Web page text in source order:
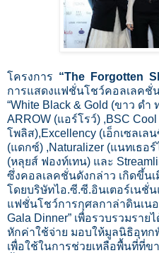
โครงการ “The Forgotten
การแสดงแฟชั่นโชว์คอลเลคชั่
“White Black & Gold (ขาว ดำ
ARROW (แอร์โรว์) ,BSC
โพลิส),Excellency (เอ็กเซลเล
(แดกซ์) ,Naturalizer (แนทเธอ
(หลุยส์ ฟองท์เทน) และ
ซึ่งคอลเลคชั่นดังกล่าว เกิดขึ้น
โดยบริษัทไอ.ซี.ซี.อินเตอร์เนชั่
แฟชั่นโชว์การกุศลกาล่าดินเนอ
Gala Dinner” เพื่อรวบรวมรา
หักค่าใช้จ่าย มอบให้มูลนิธิอุท
เพื่อใช้ในการช่วยเหลือพื้นที่ที่